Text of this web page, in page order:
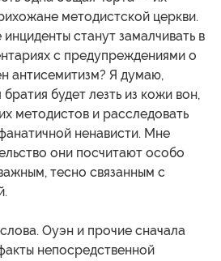
методистской церкви.
станут замалчивать в
с предупреждениями о
антисемитизм? Я думаю,
будет лезть из кожи вон,
методистов и расследовать
ненависти. Мне
они посчитают особо
тесно связанным с
Оуэн и прочие сначала
непосредственной